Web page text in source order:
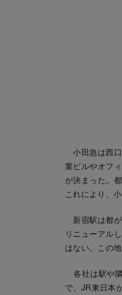
小田急は西
業ビルやオフ
が決まった。
これにより、
新宿駅は都
リニューアル
はない。この
各社は駅や
で、JR東日本